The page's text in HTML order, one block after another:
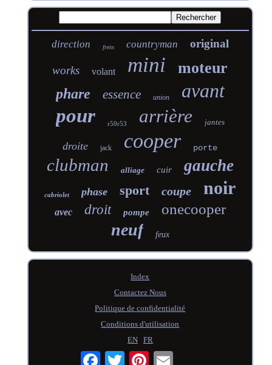
direction frein countryman original
works volant mini moteur
phare essence union
avant
pour
r50r53 arrière jantes
droite jack cooper porte
clubman alliage cuir gauche
cabriolet phase sport coupe noir
avec droit pompe onecooper
neuf feux
Index
Contactez Nous
Politique de confidentialité
Conditions d'utilisation
EN
FR